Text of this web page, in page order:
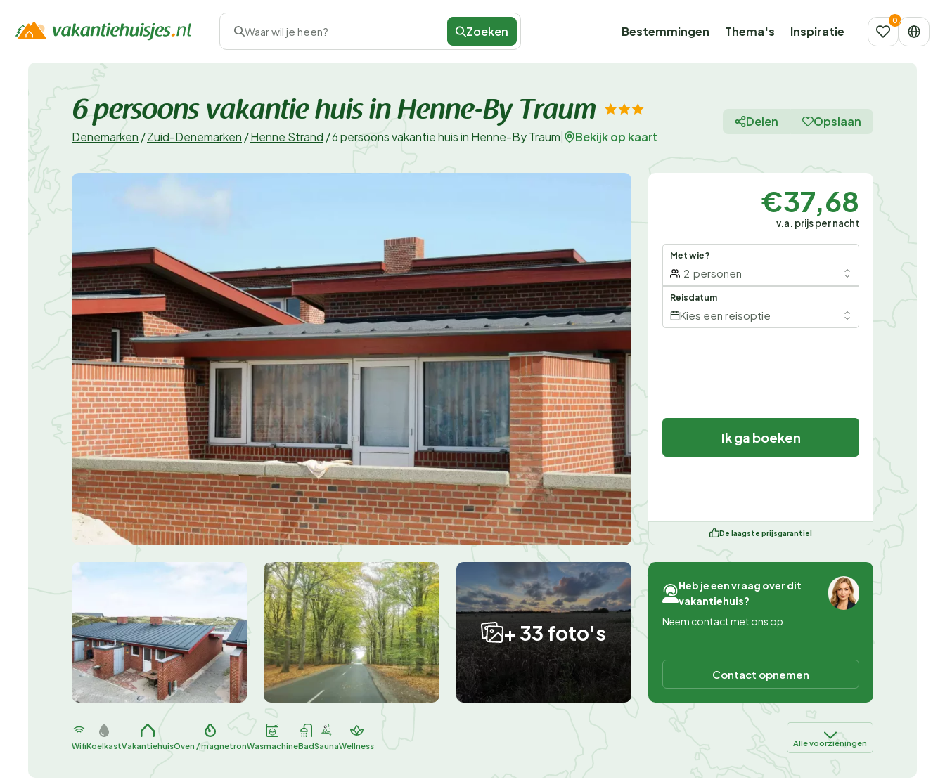
Waar wil je heen? Zoeken Bestemmingen Thema's Inspiratie
6 persoons vakantie huis in Henne-By Traum
Denemarken /Zuid-Denemarken /Henne Strand /6 persoons vakantie huis in Henne-By Traum Bekijk op kaart
Delen Opslaan
+ 33 foto's
€37,68
v.a. prijs per nacht
Met wie?
2 personen
Reisdatum
Kies een reisoptie
Ik ga boeken
De laagste prijsgarantie!
Heb je een vraag over dit
vakantiehuis?
Neem contact met ons op
Contact opnemen
WifiKoelkastVakantiehuisOven / magnetronWasmachineBadSaunaWellness Alle voorzieningen